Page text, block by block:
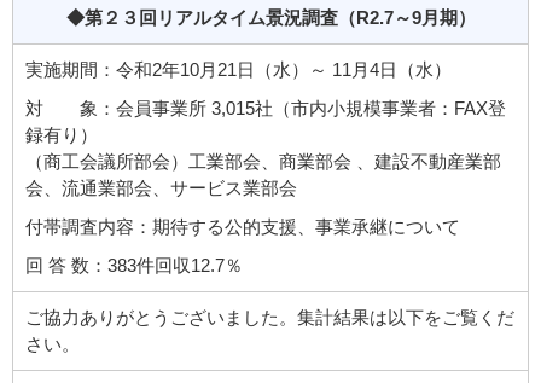
◆第２３回リアルタイム景況調査（R2.7～9月期）
実施期間：令和2年10月21日（水）～ 11月4日（水）
対 象：会員事業所 3,015社（市内小規模事業者：FAX登
録有り）
（商工会議所部会）工業部会、商業部会 、建設不動産業部
会、流通業部会、サービス業部会
付帯調査内容：期待する公的支援、事業承継について
回 答 数：383件回収12.7％
ご協力ありがとうございました。集計結果は以下をご覧くだ
さい。